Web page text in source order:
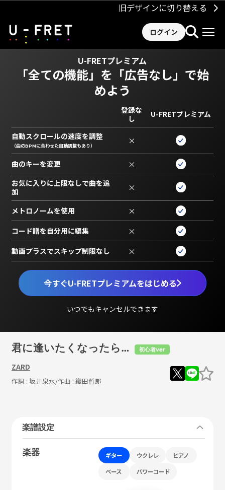
旧デザインに切り替える
ログイン
U-FRETプレミアム
「全ての機能」を 「広告なし」で始
めよう
今すぐU-FRETプレミアムをはじめる
いつでもキャンセルできます
登録な
し
U-FRETプレミアム
自動スクロールの速度を調整
（曲のBPMに合わせた自動調整もあり） ×
曲のキーを変更 ×
お気に入りに上限なしで曲を追
加
×
メトロノームを使用 ×
コード譜を自分用に編集 ×
動画プラスでスキップ制限なし ×
君に逢いたくなったら… 初心者ver
ZARD
作詞 : 坂井泉水/作曲 : 織田哲郎
楽譜設定
楽器 ギター ウクレレ ピアノ
ベース パワーコード